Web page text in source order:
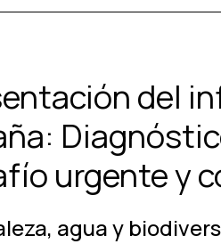
del
urgente y
agua y